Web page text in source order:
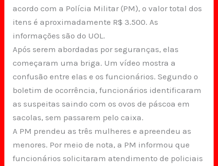
acordo com a Polícia Militar (PM), o valor total dos
itens é aproximadamente R$ 3.500. As
informações são do UOL.
Após serem abordadas por seguranças, elas
começaram uma briga. Um vídeo mostra a
confusão entre elas e os funcionários. Segundo o
boletim de ocorrência, funcionários identificaram
as suspeitas saindo com os ovos de páscoa em
sacolas, sem passarem pelo caixa.
A PM prendeu as três mulheres e apreendeu as
menores. Por meio de nota, a PM informou que
funcionários solicitaram atendimento de policiais